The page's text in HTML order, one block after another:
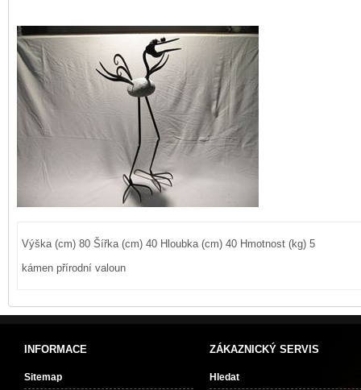
Výška (cm) 80 Šířka (cm) 40 Hloubka (cm) 40 Hmotnost (kg) 5
kámen přírodní valoun
INFORMACE
Sitemap
ZÁKAZNICKÝ SERVIS
Hledat